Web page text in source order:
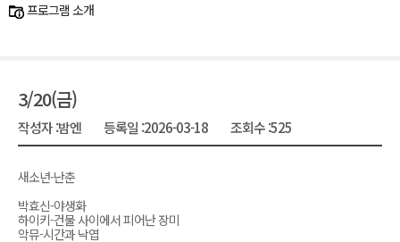
프로그램 소개
3/20(금)
작성자 :밤엔 등록일 :2026-03-18 조회수 :525
새소년-난춘
박효신-야생화
하이키-건물 사이에서 피어난 장미
악뮤-시간과 낙엽